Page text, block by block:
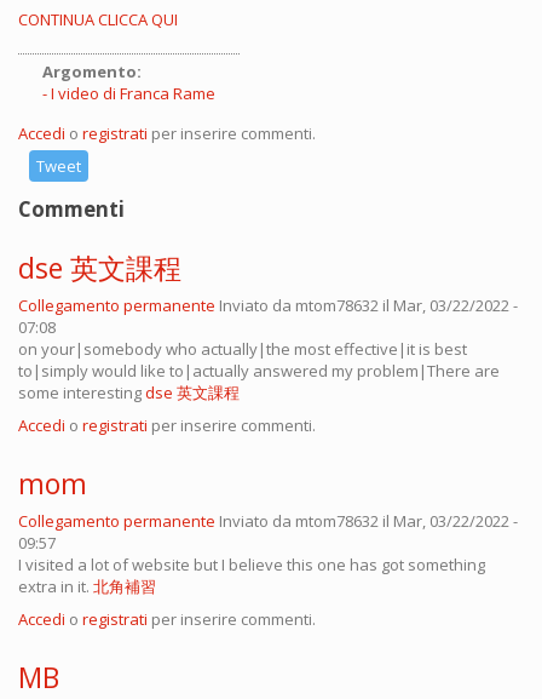
CONTINUA CLICCA QUI
Argomento:
I video di Franca Rame
Accedi o registrati per inserire commenti.
Tweet
Commenti
dse 英文課程
Collegamento permanente Inviato da mtom78632 il Mar, 03/22/2022 -
07:08
on your|somebody who actually|the most effective|it is best
to|simply would like to|actually answered my problem|There are
some interestingdse 英文課程
Accedi o registrati per inserire commenti.
mom
Collegamento permanente Inviato da mtom78632 il Mar, 03/22/2022 -
09:57
I visited a lot of website but I believe this one has got something
extra in it. 北角補習
Accedi o registrati per inserire commenti.
MB